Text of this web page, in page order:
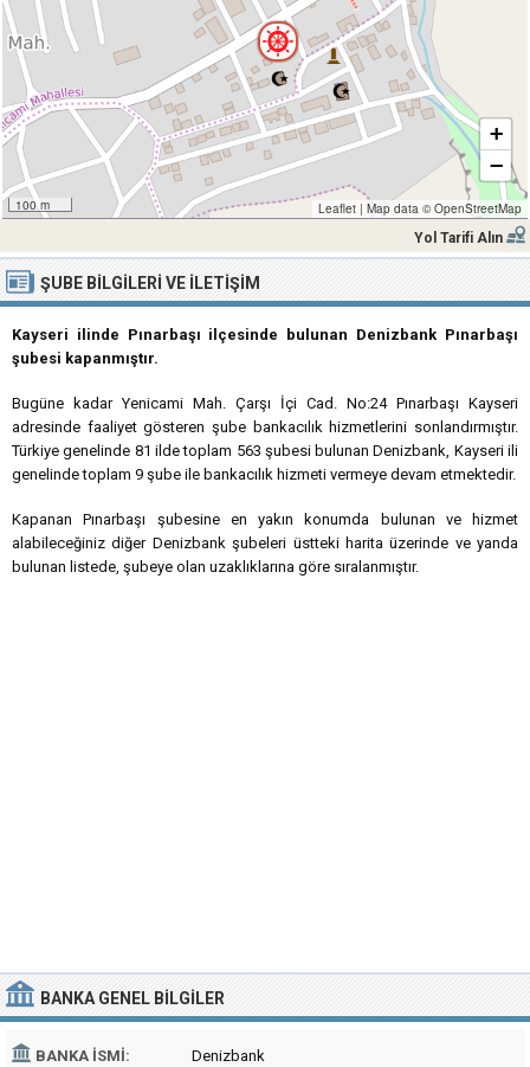
100 m
+
−
Leaflet | Map data ©OpenStreetMap
Yol Tarifi Alın
ŞUBE BILGILERI VE İLETIŞIM
Kayseri ilinde Pınarbaşı ilçesinde bulunan Denizbank Pınarbaşı
şubesi kapanmıştır.
Bugüne kadar Yenicami Mah. Çarşı İçi Cad. No:24 Pınarbaşı Kayseri
adresinde faaliyet gösteren şube bankacılık hizmetlerini sonlandırmıştır.
Türkiye genelinde 81 ilde toplam 563 şubesi bulunan Denizbank, Kayseri ili
genelinde toplam 9 şube ile bankacılık hizmeti vermeye devam etmektedir.
Kapanan Pınarbaşı şubesine en yakın konumda bulunan ve hizmet
alabileceğiniz diğer Denizbank şubeleri üstteki harita üzerinde ve yanda
bulunan listede, şubeye olan uzaklıklarına göre sıralanmıştır.
BANKA GENEL BILGILER
BANKA İSMI: Denizbank